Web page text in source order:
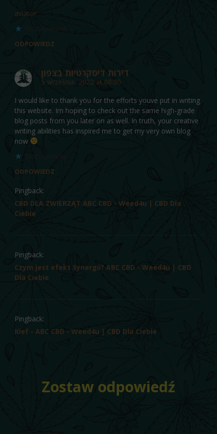
aviator
ODPOWIEDZ
דירות דיסקרטיות בצפון
5 września, 2022 at 08:00
I would like to thank you for the efforts youve put in writing
this website. Im hoping to check out the same high-grade
blog posts from you later on as well. In truth, your creative
writing abilities has inspired me to get my very own blog
now
ODPOWIEDZ
Pingback:
CBD DLA ZWIERZĄT ABC CBD - Weed4u | CBD Dla
Ciebie
Pingback:
Czym jest efekt Synergii? ABC CBD - Weed4u | CBD
Dla Ciebie
Pingback:
Kief - ABC CBD - Weed4u | CBD Dla Ciebie
Zostaw odpowiedź